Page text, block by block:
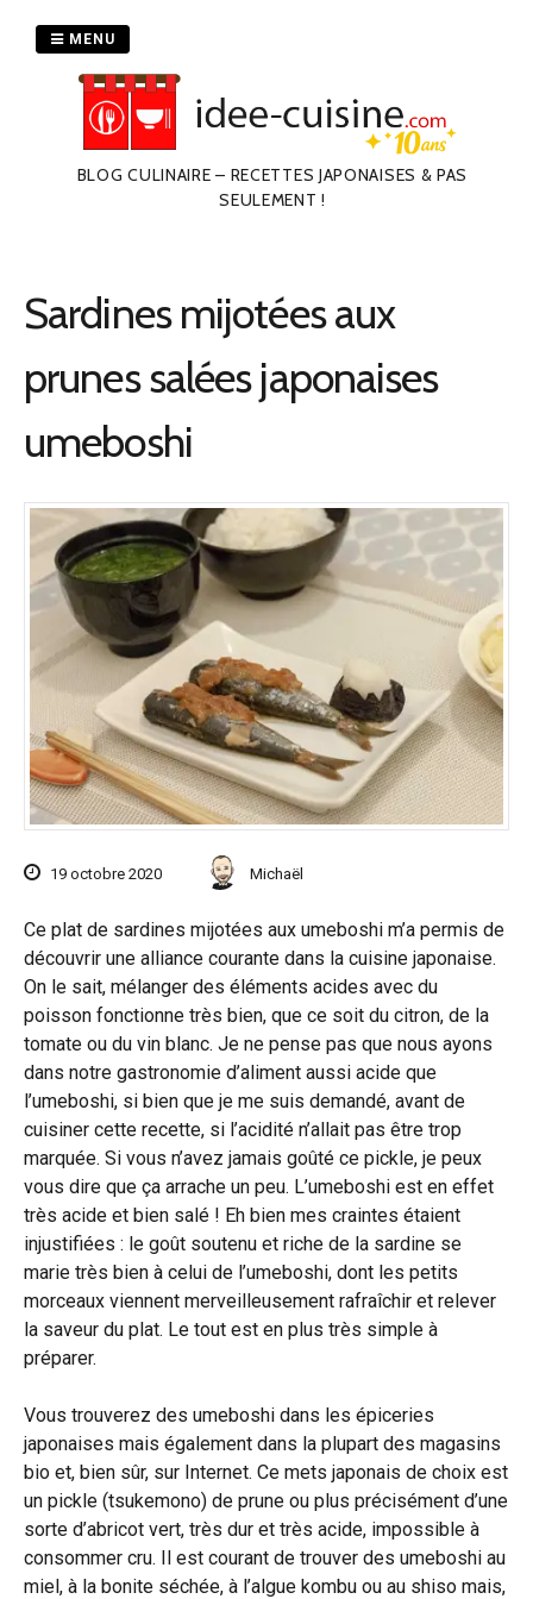
BLOG CULINAIRE – RECETTES JAPONAISES & PAS
SEULEMENT !
MENU
Sardines mijotées aux
prunes salées japonaises
umeboshi
19 octobre 2020 Michaël
Ce plat de sardines mijotées aux umeboshi m’a permis de
découvrir une alliance courante dans la cuisine japonaise.
On le sait, mélanger des éléments acides avec du
poisson fonctionne très bien, que ce soit du citron, de la
tomate ou du vin blanc. Je ne pense pas que nous ayons
dans notre gastronomie d’aliment aussi acide que
l’umeboshi, si bien que je me suis demandé, avant de
cuisiner cette recette, si l’acidité n’allait pas être trop
marquée. Si vous n’avez jamais goûté ce pickle, je peux
vous dire que ça arrache un peu. L’umeboshi est en effet
très acide et bien salé ! Eh bien mes craintes étaient
injustifiées : le goût soutenu et riche de la sardine se
marie très bien à celui de l’umeboshi, dont les petits
morceaux viennent merveilleusement rafraîchir et relever
la saveur du plat. Le tout est en plus très simple à
préparer.
Vous trouverez des umeboshi dans les épiceries
japonaises mais également dans la plupart des magasins
bio et, bien sûr, sur Internet. Ce mets japonais de choix est
un pickle (tsukemono) de prune ou plus précisément d’une
sorte d’abricot vert, très dur et très acide, impossible à
consommer cru. Il est courant de trouver des umeboshi au
miel, à la bonite séchée, à l’algue kombu ou au shiso mais,